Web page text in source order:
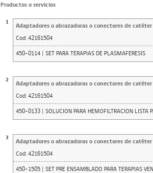
Productos o servicios
1
Adaptadores o abrazadoras o conectores de
Cod: 42161504
450-0114 | SET PARA TERAPIAS DE PLASMAFERESIS
2
Adaptadores o abrazadoras o conectores de
Cod: 42161504
450-0133 | SOLUCION PARA HEMOFILTRACION LISTA
3
Adaptadores o abrazadoras o conectores de
Cod: 42161504
450-1505 | SET PRE ENSAMBLADO PARA TERAPIAS